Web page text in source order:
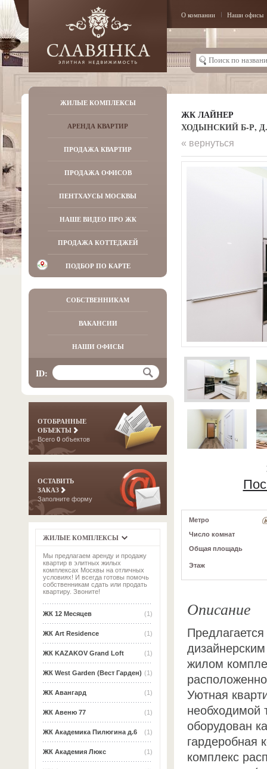
О компании Наши офисы
ЖИЛЫЕ КОМПЛЕКСЫ
АРЕНДА КВАРТИР
ПРОДАЖА КВАРТИР
ПРОДАЖА ОФИСОВ
ПЕНТХАУСЫ МОСКВЫ
НАШЕ ВИДЕО ПРО ЖК
ПРОДАЖА КОТТЕДЖЕЙ
ПОДБОР ПО КАРТЕ
СОБСТВЕННИКАМ
ВАКАНСИИ
НАШИ ОФИСЫ
ID:
ОТОБРАННЫЕ
ОБЪЕКТЫ
Всего 0 объектов
ОСТАВИТЬ
ЗАКАЗ
Заполните форму
ЖИЛЫЕ КОМПЛЕКСЫ
Мы предлагаем аренду и продажу
квартир в элитных жилых
комплексах Москвы на отличных
условиях! И всегда готовы помочь
собственникам сдать или продать
квартиру. Звоните!
(1)
ЖК 12 Месяцев
(1)
ЖК Art Residence
(1)
ЖК KAZAKOV Grand Loft
(1)
ЖК West Garden (Вест Гарден)
(1)
ЖК Авангард
(1)
ЖК Авеню 77
(1)
ЖК Академика Пилюгина д.6
(1)
ЖК Академия Люкс
ЖК ЛАЙНЕР
ХОДЫНСКИЙ Б-Р,
« вернуться
Метро
Число комнат
Общая площадь
Этаж
Описание
жилом
Уютная
необходимой
оборудован
гардеробная
комплекс